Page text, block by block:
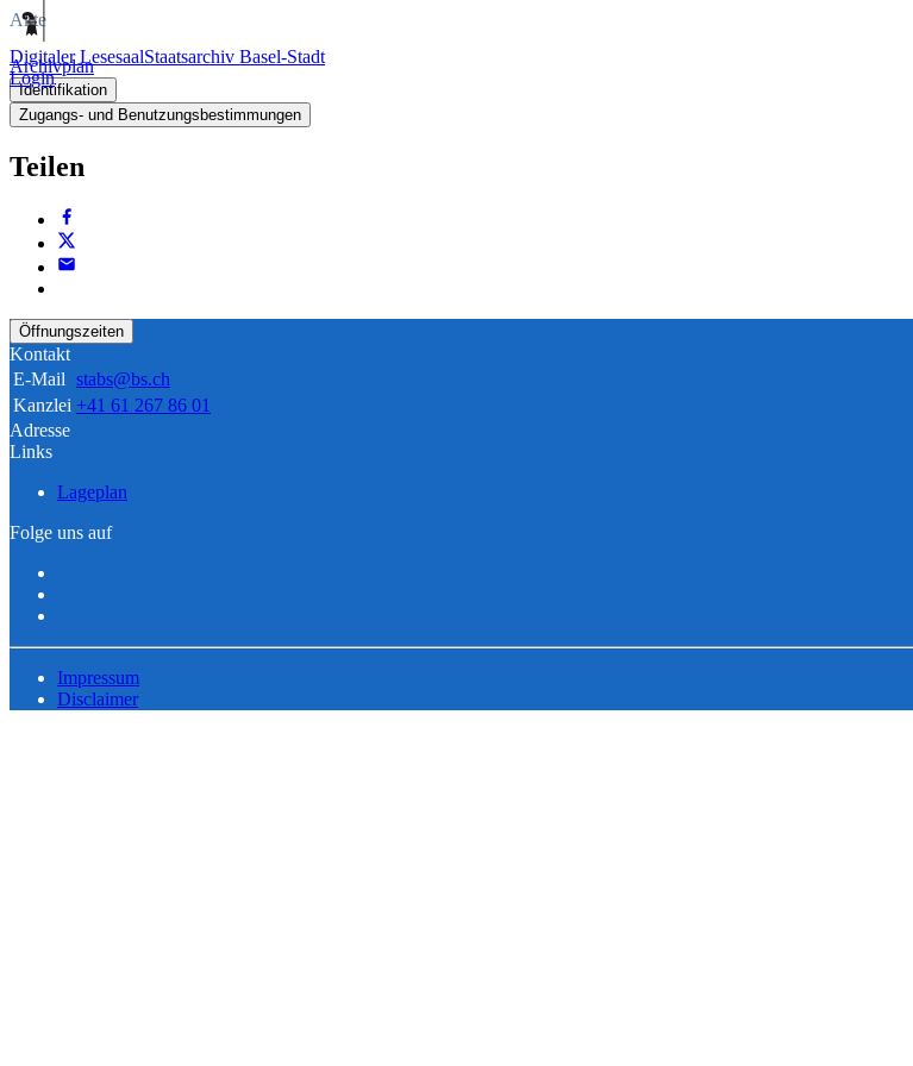
Digitaler LesesaalStaatsarchiv Basel-Stadt
Login
Akte
Archivplan
Identifikation
Zugangs- und Benutzungsbestimmungen
Teilen
Öffnungszeiten
Kontakt
E-Mail stabs@bs.ch
Kanzlei +41 61 267 86 01
Adresse
Links
Lageplan
Folge uns auf
Impressum
Disclaimer